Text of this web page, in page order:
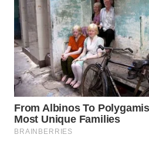
WN
BINTAN
WN
MANDALIKA
WN
LIKUPANG